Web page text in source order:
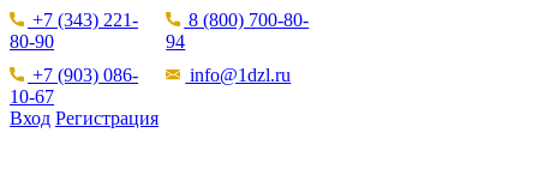
+7 (343) 221-
80-90
8 (800) 700-80-
94
+7 (903) 086-
10-67
info@1dzl.ru
Вход Регистрация